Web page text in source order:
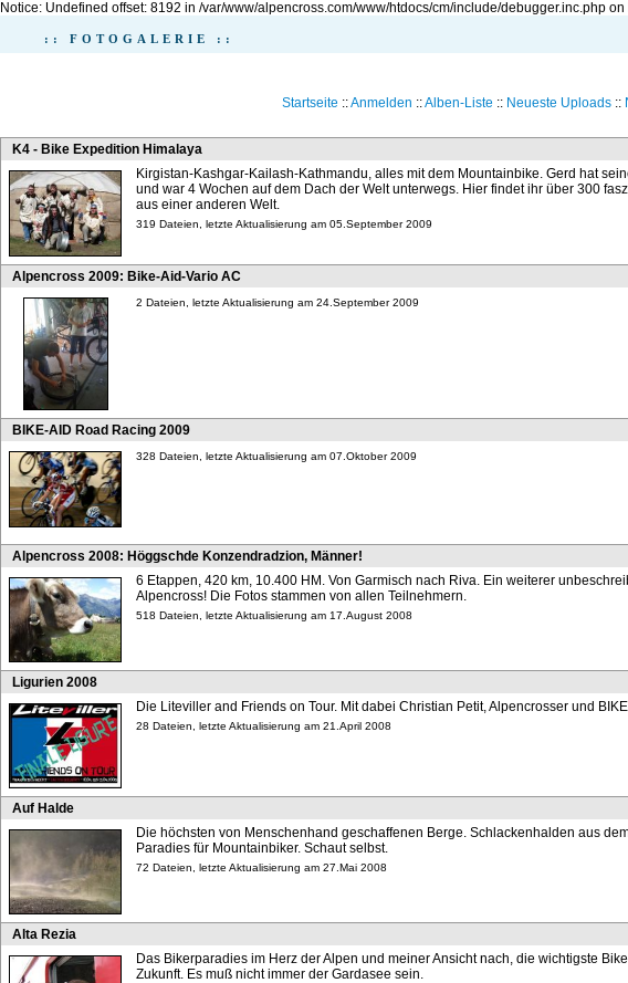
Notice: Undefined offset: 8192 in /var/www/alpencross.com/www/htdocs/cm/include/debugger.inc.php on
:: FOTOGALERIE ::
Startseite ::Anmelden ::Alben-Liste :: Neueste Uploads::
K4 - Bike Expedition Himalaya
Kirgistan-Kashgar-Kailash-Kathmandu, alles mit dem Mountainbike. Gerd hat
und war 4 Wochen auf dem Dach der Welt unterwegs. Hier findet ihr über 300
aus einer anderen Welt.
319 Dateien, letzte Aktualisierung am 05.September 2009
Alpencross 2009: Bike-Aid-Vario AC
2 Dateien, letzte Aktualisierung am 24.September 2009
BIKE-AID Road Racing 2009
328 Dateien, letzte Aktualisierung am 07.Oktober 2009
Alpencross 2008: Höggschde Konzendradzion, Männer!
6 Etappen, 420 km, 10.400 HM. Von Garmisch nach Riva. Ein weiterer
Alpencross! Die Fotos stammen von allen Teilnehmern.
518 Dateien, letzte Aktualisierung am 17.August 2008
Ligurien 2008
Die Liteviller and Friends on Tour. Mit dabei Christian Petit, Alpencrosser und
28 Dateien, letzte Aktualisierung am 21.April 2008
Auf Halde
Die höchsten von Menschenhand geschaffenen Berge. Schlackenhalden aus
Paradies für Mountainbiker. Schaut selbst.
72 Dateien, letzte Aktualisierung am 27.Mai 2008
Alta Rezia
Das Bikerparadies im Herz der Alpen und meiner Ansicht nach, die wichtigste
Zukunft. Es muß nicht immer der Gardasee sein.